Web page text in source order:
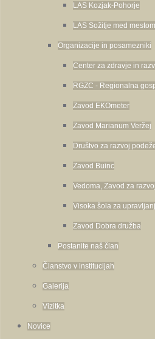
LAS Kozjak-Pohorje
LAS Sožitje med
Organizacije in posamezniki
Center za zdravje in
RGZC - Regionalna
Zavod EKOmeter
Zavod Marianum Veržej
Društvo za razvoj
Zavod Buinc
Vedoma, Zavod za
Visoka šola za
Zavod Dobra družba
Postanite naš član
Članstvo v institucijah
Galerija
Vizitka
Novice